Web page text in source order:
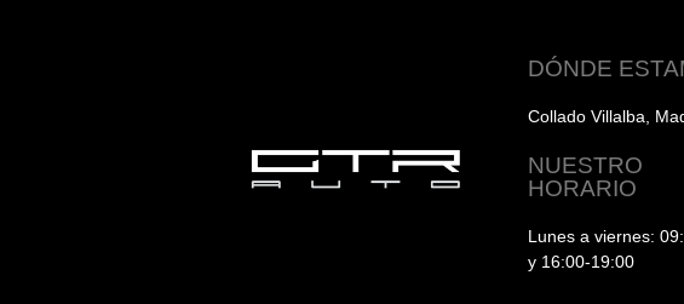
DÓNDE
Collado Villalba,
NUESTRO
HORARIO
Lunes a viernes:
y 16:00-19:00